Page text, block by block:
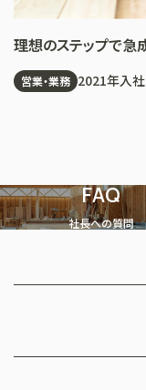
理想のステップで急
営業・業務 2021年入
FAQ
社長への質問